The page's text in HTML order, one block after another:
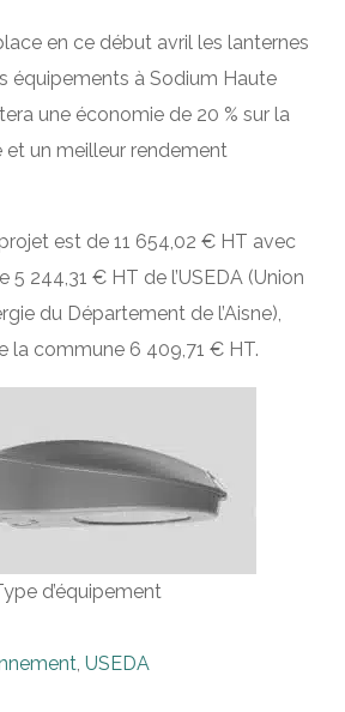
en ce début avril les lanternes
équipements à Sodium Haute
une économie de 20 % sur la
et un meilleur rendement
est de 11 654,02 € HT avec
5 244,31 € HT de l’USEDA (Union
du Département de l’Aisne),
la commune 6 409,71 € HT.
d’équipement
,USEDA